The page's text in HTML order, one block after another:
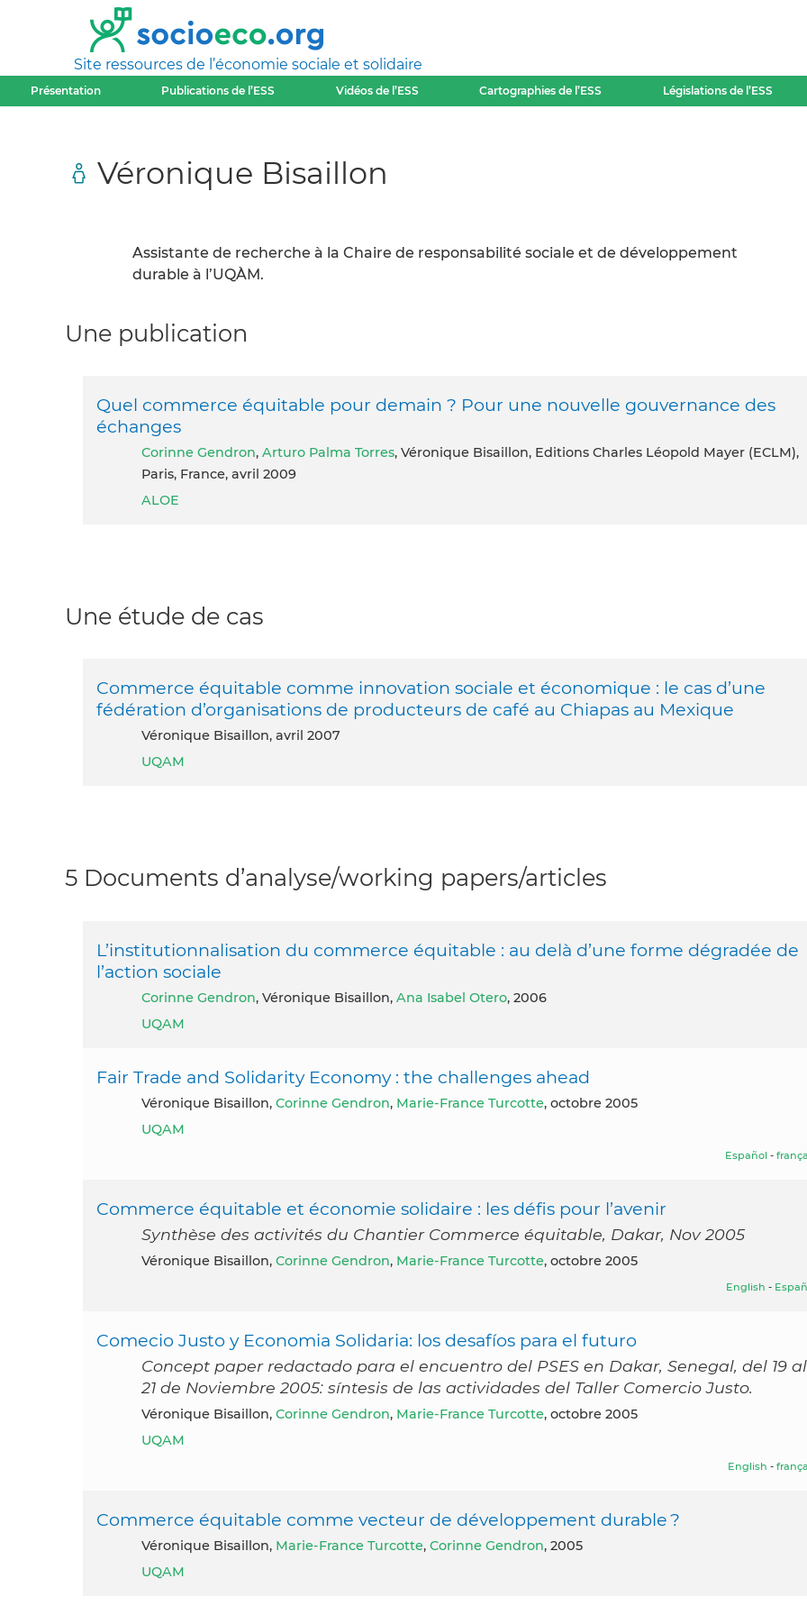
Site ressources de l’économie sociale et solidaire
Présentation Publications de l’ESS Vidéos de l’ESS Cartographies de l’ESS Législations de l’ESS
Véronique Bisaillon
Assistante de recherche à la Chaire de responsabilité sociale et de développement
durable à l’UQÀM.
Une publication
Quel commerce équitable pour demain ? Pour une nouvelle gouvernance des
échanges
Corinne Gendron, Arturo Palma Torres, Véronique Bisaillon, Editions Charles Léopold Mayer (ECLM),
Paris, France, avril 2009
ALOE
Une étude de cas
Commerce équitable comme innovation sociale et économique : le cas d’une
fédération d’organisations de producteurs de café au Chiapas au Mexique
Véronique Bisaillon, avril 2007
UQAM
5 Documents d’analyse/working papers/articles
L’institutionnalisation du commerce équitable : au delà d’une forme dégradée de
l’action sociale
Corinne Gendron, Véronique Bisaillon, Ana Isabel Otero, 2006
UQAM
Fair Trade and Solidarity Economy : the challenges ahead
Véronique Bisaillon, Corinne Gendron, Marie-France Turcotte, octobre 2005
UQAM
Español -
Commerce équitable et économie solidaire : les défis pour l’avenir
Synthèse des activités du Chantier Commerce équitable, Dakar, Nov 2005
Véronique Bisaillon, Corinne Gendron, Marie-France Turcotte, octobre 2005
English -
Comecio Justo y Economia Solidaria: los desafíos para el futuro
Concept paper redactado para el encuentro del PSES en Dakar, Senegal, del 19 al
21 de Noviembre 2005: síntesis de las actividades del Taller Comercio Justo.
Véronique Bisaillon, Corinne Gendron, Marie-France Turcotte, octobre 2005
UQAM
English -
Commerce équitable comme vecteur de développement durable ?
Véronique Bisaillon, Marie-France Turcotte, Corinne Gendron, 2005
UQAM